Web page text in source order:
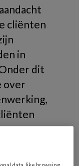
cliënten
in
dit
over